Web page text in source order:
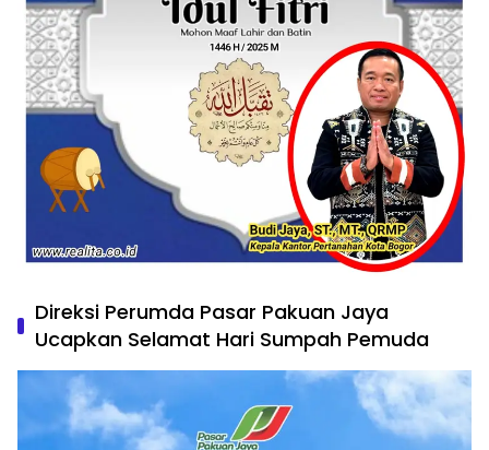
Direksi Perumda Pasar Pakuan Jaya
Ucapkan Selamat Hari Sumpah Pemuda